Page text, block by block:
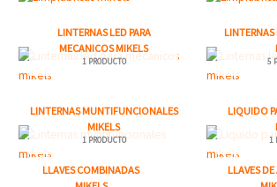
LINTERNAS LED PARA
MECANICOS MIKELS
1 PRODUCTO
LINTERNAS
5
LINTERNAS MUNTIFUNCIONALES
MIKELS
1 PRODUCTO
LIQUIDO
1
LLAVES COMBINADAS
LLAVES